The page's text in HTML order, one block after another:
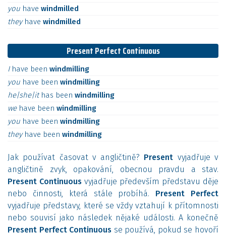
you have windmilled
they have windmilled
Present Perfect Continuous
I have been windmilling
you have been windmilling
he|she|it has been windmilling
we have been windmilling
you have been windmilling
they have been windmilling
Jak používat časovat v angličtině? Present vyjadřuje v
angličtině zvyk, opakování, obecnou pravdu a stav.
Present Continuous vyjadřuje především představu děje
nebo činnosti, která stále probíhá. Present Perfect
vyjadřuje představy, které se vždy vztahují k přítomnosti
nebo souvisí jako následek nějaké události. A konečně
Present Perfect Continuous se používá, pokud se hovoří